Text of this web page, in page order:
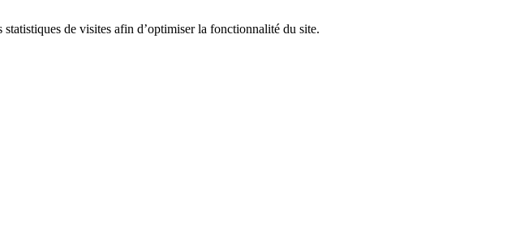
de visites afin d’optimiser la fonctionnalité du site.